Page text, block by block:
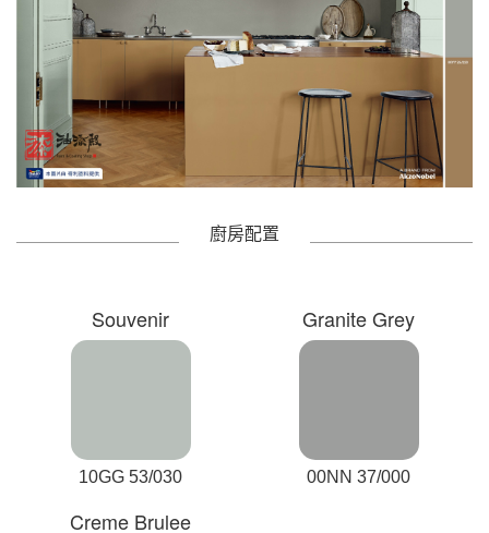
廚房配置
Souvenir
10GG 53/030
Granite Grey
00NN 37/000
Creme Brulee